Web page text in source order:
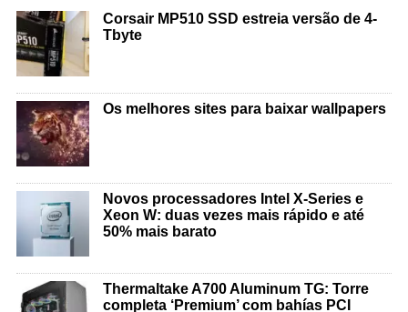
Corsair MP510 SSD estreia versão de 4-
Tbyte
Os melhores sites para baixar wallpapers
Novos processadores Intel X-Series e
Xeon W: duas vezes mais rápido e até
50% mais barato
Thermaltake A700 Aluminum TG: Torre
completa ‘Premium’ com bahías PCI